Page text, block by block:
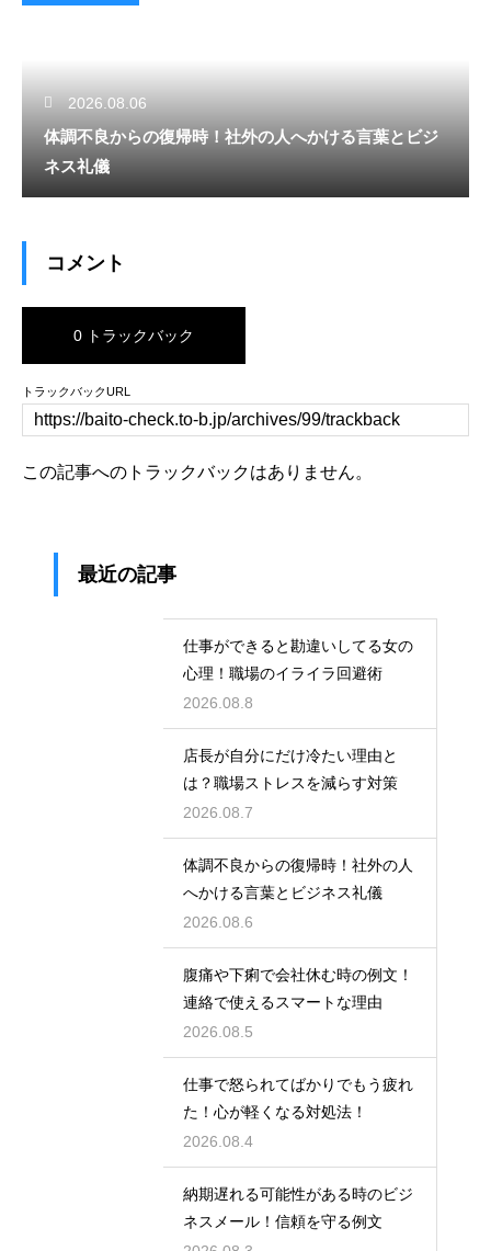
2026.08.06
体調不良からの復帰時！社外の人へかける言葉とビジ
ネス礼儀
コメント
0 トラックバック
トラックバックURL
この記事へのトラックバックはありません。
最近の記事
仕事ができると勘違いしてる女の
心理！職場のイライラ回避術
2026.08.8
店長が自分にだけ冷たい理由と
は？職場ストレスを減らす対策
2026.08.7
体調不良からの復帰時！社外の人
へかける言葉とビジネス礼儀
2026.08.6
腹痛や下痢で会社休む時の例文！
連絡で使えるスマートな理由
2026.08.5
仕事で怒られてばかりでもう疲れ
た！心が軽くなる対処法！
2026.08.4
納期遅れる可能性がある時のビジ
ネスメール！信頼を守る例文